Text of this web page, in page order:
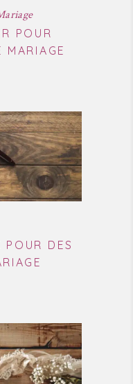
POUR
MARIAGE
POUR DES